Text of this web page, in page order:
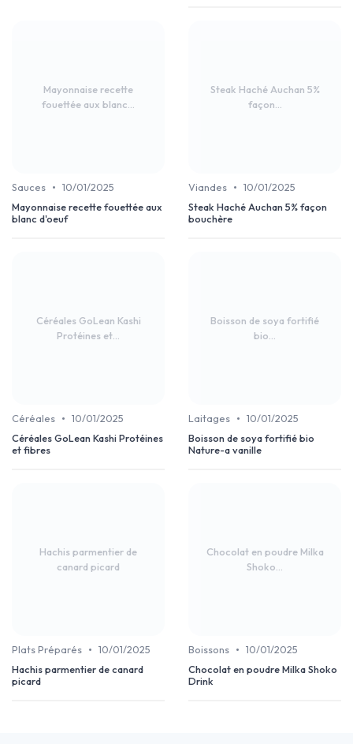
Mayonnaise recette
fouettée aux blanc...
Sauces • 10/01/2025
Mayonnaise recette fouettée aux
blanc d'oeuf
Steak Haché Auchan 5%
façon...
Viandes • 10/01/2025
Steak Haché Auchan 5% façon
bouchère
Céréales GoLean Kashi
Protéines et...
Céréales • 10/01/2025
Céréales GoLean Kashi Protéines
et fibres
Boisson de soya fortifié
bio...
Laitages • 10/01/2025
Boisson de soya fortifié bio
Nature-a vanille
Hachis parmentier de
canard picard
Plats Préparés • 10/01/2025
Hachis parmentier de canard
picard
Chocolat en poudre Milka
Shoko...
Boissons • 10/01/2025
Chocolat en poudre Milka Shoko
Drink